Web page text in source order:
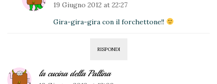
19 Giugno 2012 at 22:27
Gira-gira-gira con il forchettone!!
RISPONDI
la cucina della Pallina